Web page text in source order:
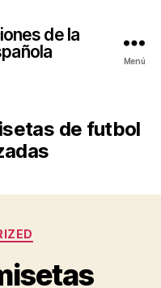
de la
Menú
de futbol